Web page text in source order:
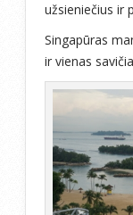
užsieniečius ir
Singapūras
ir vienas